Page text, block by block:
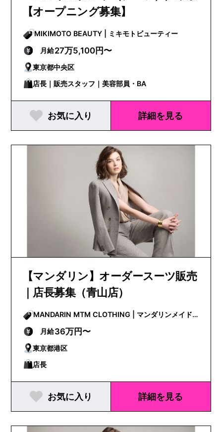
【オープニング募集】
MIKIMOTO BEAUTY | ミキモトビューティー
月給27万5,100円〜
東京都中央区
店長｜販売スタッフ｜美容部員・BA
お気に入り 詳細を見る
【マンダリン】オーダースーツ販売
｜店長募集（青山店）
MANDARIN MTM CLOTHING | マンダリンメイド
トゥメジャークロージング
月給36万円〜
東京都港区
店長
お気に入り 詳細を見る